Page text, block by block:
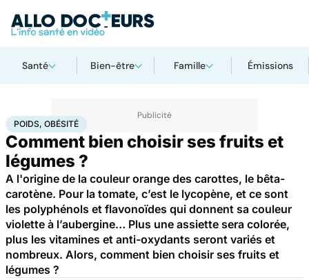
Santé Bien-être Famille Émissions
Accueil SantéMaladies Poids, obésité
POIDS, OBÉSITÉ
Comment bien choisir ses fruits et
légumes ?
A l'origine de la couleur orange des carottes, le bêta-
carotène. Pour la tomate, c’est le lycopène, et ce sont
les polyphénols et flavonoïdes qui donnent sa couleur
violette à l’aubergine… Plus une assiette sera colorée,
plus les vitamines et anti-oxydants seront variés et
nombreux. Alors, comment bien choisir ses fruits et
légumes ?